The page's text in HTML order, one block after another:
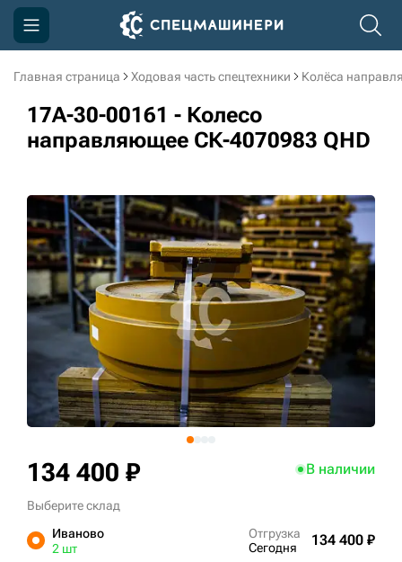
Главная страница Ходовая часть спецтехники Колёса
17A-30-00161 - Колесо
направляющее СК-4070983 QHD
134 400 ₽ В наличии
Выберите склад
Иваново
2 шт
Отгрузка
Сегодня
134 400 ₽
Компания
Акции
Информация
Контакты
3D тур по производству
3D тур по складам
sksale@skdst.ru
+7 (499) 394-50-93